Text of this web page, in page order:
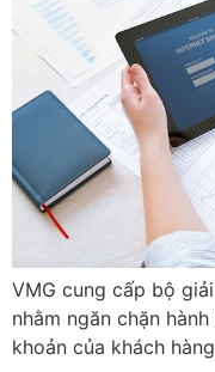
VMG cung cấp bộ
nhằm ngăn chặn
khoản của khách hàng